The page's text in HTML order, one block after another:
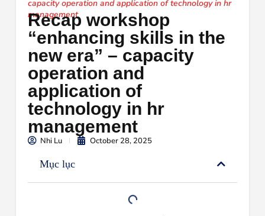
capacity operation and application of technology in hr
management
Recap workshop
“enhancing skills in the
new era” – capacity
operation and
application of
technology in hr
management
Nhi Lu October 28, 2025
Mục lục